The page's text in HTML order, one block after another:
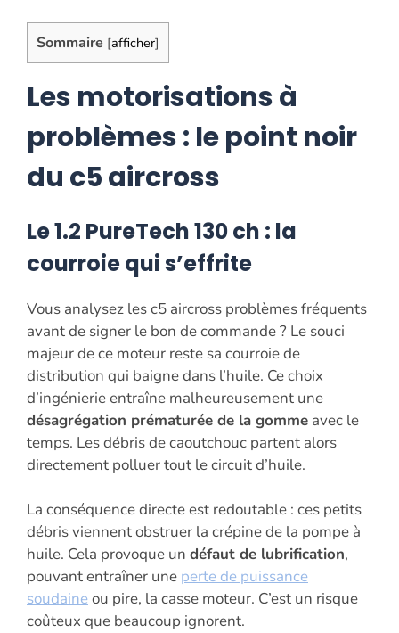
Sommaire [afficher]
Les motorisations à
problèmes : le point noir
du c5 aircross
Le 1.2 PureTech 130 ch : la
courroie qui s’effrite
Vous analysez les c5 aircross problèmes fréquents
avant de signer le bon de commande ? Le souci
majeur de ce moteur reste sa courroie de
distribution qui baigne dans l’huile. Ce choix
d’ingénierie entraîne malheureusement une
désagrégation prématurée de la gomme avec le
temps. Les débris de caoutchouc partent alors
directement polluer tout le circuit d’huile.
La conséquence directe est redoutable : ces petits
débris viennent obstruer la crépine de la pompe à
huile. Cela provoque un défaut de lubrification,
pouvant entraîner une perte de puissance
soudaineou pire, la casse moteur. C’est un risque
coûteux que beaucoup ignorent.